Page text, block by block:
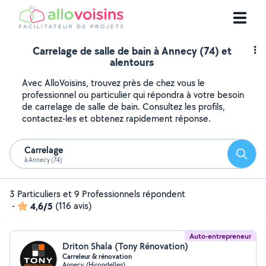
Carrelage de salle de bain à Annecy (74) et
alentours
Avec AlloVoisins, trouvez près de chez vous le
professionnel ou particulier qui répondra à votre besoin
de carrelage de salle de bain. Consultez les profils,
contactez-les et obtenez rapidement réponse.
Carrelage
à Annecy (74)
3 Particuliers et 9 Professionnels répondent
-
4,6/5 (116 avis)
Auto-entrepreneur
Driton Shala (Tony Rénovation)
Carreleur & rénovation